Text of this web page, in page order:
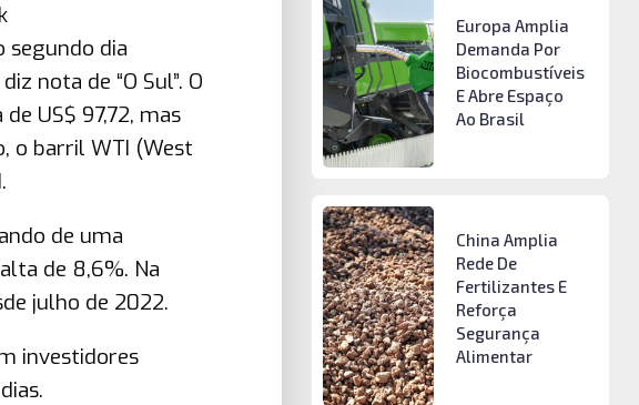
segundo dia
nota de “O Sul”. O
US$ 97,72, mas
o barril WTI (West
de uma
de 8,6%. Na
julho de 2022.
investidores
Europa Amplia
Demanda Por
Biocombustíveis
E Abre Espaço
Ao Brasil
China Amplia
Rede De
Fertilizantes E
Reforça
Segurança
Alimentar